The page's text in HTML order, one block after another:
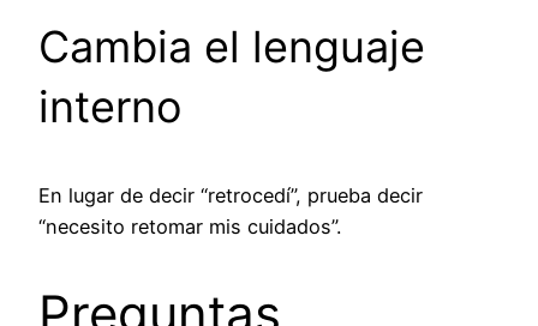
Cambia el lenguaje
interno
En lugar de decir “retrocedí”, prueba decir
“necesito retomar mis cuidados”.